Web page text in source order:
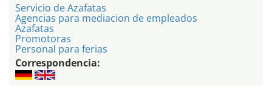
Servicio de Azafatas
Agencias para mediacion de empleados
Azafatas
Promotoras
Personal para ferias
Correspondencia: